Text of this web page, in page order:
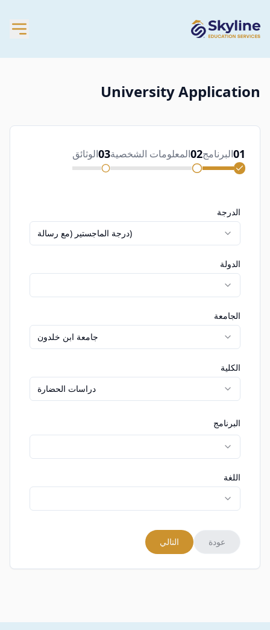
University Application
01البرنامج02المعلومات الشخصية03الوثائق
الدرجة
درجة الماجستير (مع رسالة)
الدولة
الجامعة
جامعة ابن خلدون
الكلية
دراسات الحضارة
البرنامج
اللغة
عودة التالي